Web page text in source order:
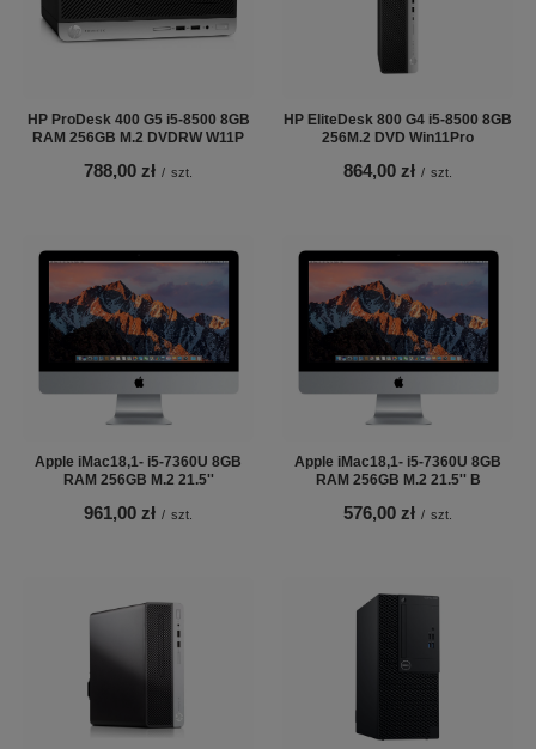
HP ProDesk 400 G5 i5-8500 8GB
RAM 256GB M.2 DVDRW W11P
788,00 zł / szt.
HP EliteDesk 800 G4 i5-8500 8GB
256M.2 DVD Win11Pro
864,00 zł / szt.
Apple iMac18,1- i5-7360U 8GB
RAM 256GB M.2 21.5''
961,00 zł / szt.
Apple iMac18,1- i5-7360U 8GB
RAM 256GB M.2 21.5'' B
576,00 zł / szt.